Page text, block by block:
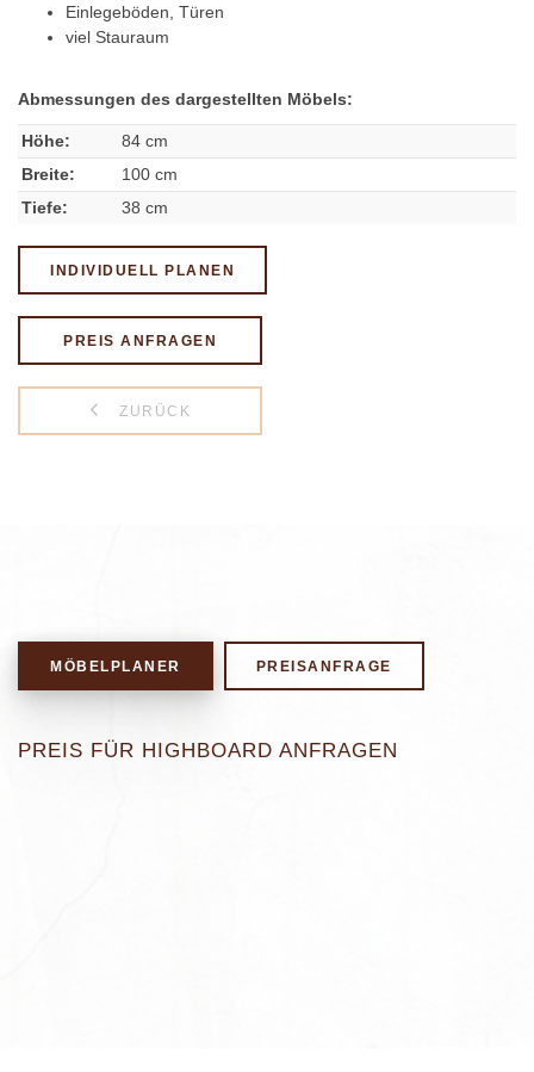
Einlegeböden, Türen
viel Stauraum
Abmessungen des dargestellten Möbels:
Höhe:
84 cm
Breite:
100 cm
Tiefe:
38 cm
INDIVIDUELL PLANEN
PREIS ANFRAGEN
ZURÜCK
MÖBELPLANER PREISANFRAGE
PREIS FÜR HIGHBOARD ANFRAGEN